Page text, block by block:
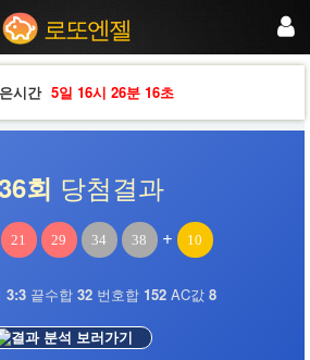
로또엔젤
시간 5일 16시 26분 15초
회 당첨결과
21 29 34 38 + 10
3:3끝수합 32번호합 152AC값 8
결과 분석 보러가기